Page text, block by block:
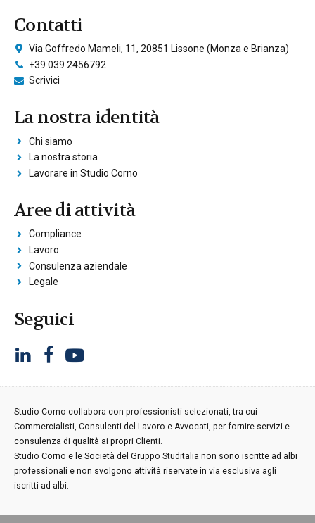
Contatti
Via Goffredo Mameli, 11, 20851 Lissone (Monza e Brianza)
+39 039 2456792
Scrivici
La nostra identità
Chi siamo
La nostra storia
Lavorare in Studio Corno
Aree di attività
Compliance
Lavoro
Consulenza aziendale
Legale
Seguici
Studio Corno collabora con professionisti selezionati, tra cui
Commercialisti, Consulenti del Lavoro e Avvocati, per fornire servizi e
consulenza di qualità ai propri Clienti.
Studio Corno e le Società del Gruppo Studitalia non sono iscritte ad albi
professionali e non svolgono attività riservate in via esclusiva agli
iscritti ad albi.